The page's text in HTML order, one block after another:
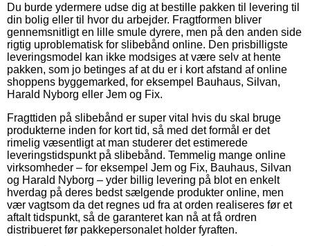
Du burde ydermere udse dig at bestille pakken til levering til
din bolig eller til hvor du arbejder. Fragtformen bliver
gennemsnitligt en lille smule dyrere, men på den anden side
rigtig uproblematisk for slibebånd online. Den prisbilligste
leveringsmodel kan ikke modsiges at være selv at hente
pakken, som jo betinges af at du er i kort afstand af online
shoppens byggemarked, for eksempel Bauhaus, Silvan,
Harald Nyborg eller Jem og Fix.
Fragttiden på slibebånd er super vital hvis du skal bruge
produkterne inden for kort tid, så med det formål er det
rimelig væsentligt at man studerer det estimerede
leveringstidspunkt på slibebånd. Temmelig mange online
virksomheder – for eksempel Jem og Fix, Bauhaus, Silvan
og Harald Nyborg – yder billig levering på blot en enkelt
hverdag på deres bedst sælgende produkter online, men
vær vagtsom da det regnes ud fra at orden realiseres før et
aftalt tidspunkt, så de garanteret kan nå at få ordren
distribueret før pakkepersonalet holder fyraften.